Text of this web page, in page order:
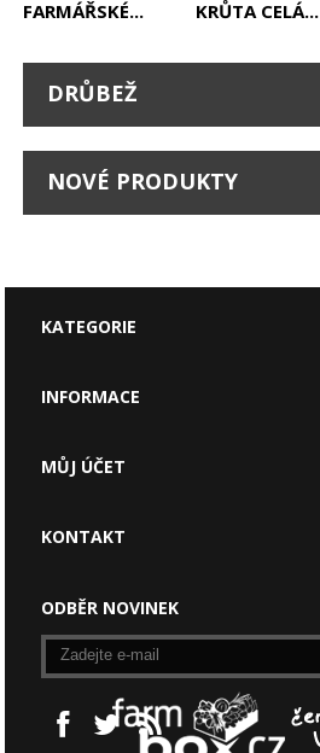
FARMÁŘSKÉ... KRŮTA CELÁ...
DRŮBEŽ
NOVÉ PRODUKTY
KATEGORIE
INFORMACE
MŮJ ÚČET
KONTAKT
ODBĚR NOVINEK